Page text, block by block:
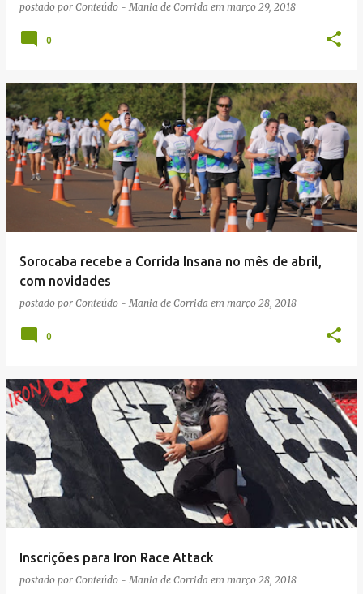
postado por Conteúdo - Mania de Corrida em março 29, 2018
0
Sorocaba recebe a Corrida Insana no mês de abril,
com novidades
postado por Conteúdo - Mania de Corrida em março 28, 2018
0
Inscrições para Iron Race Attack
postado por Conteúdo - Mania de Corrida em março 28, 2018